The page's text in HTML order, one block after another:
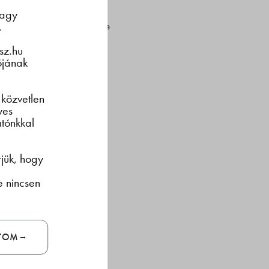
jött létre, hogy a
az bordseve.com, illetve
jogi kereteiről
található
hogy